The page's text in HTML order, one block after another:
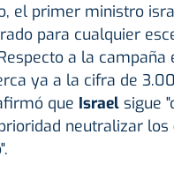
el primer ministro
para cualquier
a la campaña
ya a la cifra de
que Israelsigue
neutralizar los